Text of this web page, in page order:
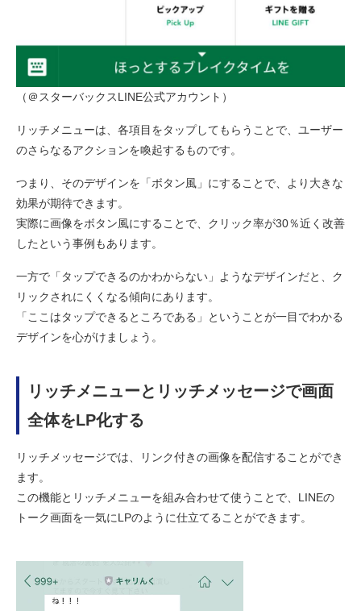
（＠スターバックスLINE公式アカウント）
リッチメニューは、各項目をタップしてもらうことで、ユーザー
のさらなるアクションを喚起するものです。
つまり、そのデザインを「ボタン風」にすることで、より大きな
効果が期待できます。
実際に画像をボタン風にすることで、クリック率が30％近く改善
したという事例もあります。
一方で「タップできるのかわからない」ようなデザインだと、ク
リックされにくくなる傾向にあります。
「ここはタップできるところである」ということが一目でわかる
デザインを心がけましょう。
リッチメニューとリッチメッセージで画面
全体をLP化する
リッチメッセージでは、リンク付きの画像を配信することができ
ます。
この機能とリッチメニューを組み合わせて使うことで、LINEの
トーク画面を一気にLPのように仕立てることができます。